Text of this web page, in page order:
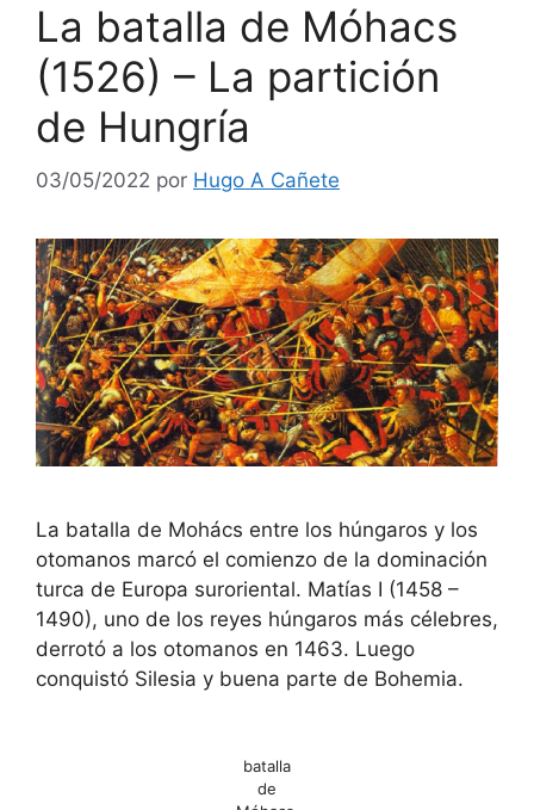
La batalla de Móhacs
(1526) – La partición
de Hungría
03/05/2022 por Hugo A Cañete
La batalla de Mohács entre los húngaros y los
otomanos marcó el comienzo de la dominación
turca de Europa suroriental. Matías I (1458 –
1490), uno de los reyes húngaros más célebres,
derrotó a los otomanos en 1463. Luego
conquistó Silesia y buena parte de Bohemia.
batalla
de